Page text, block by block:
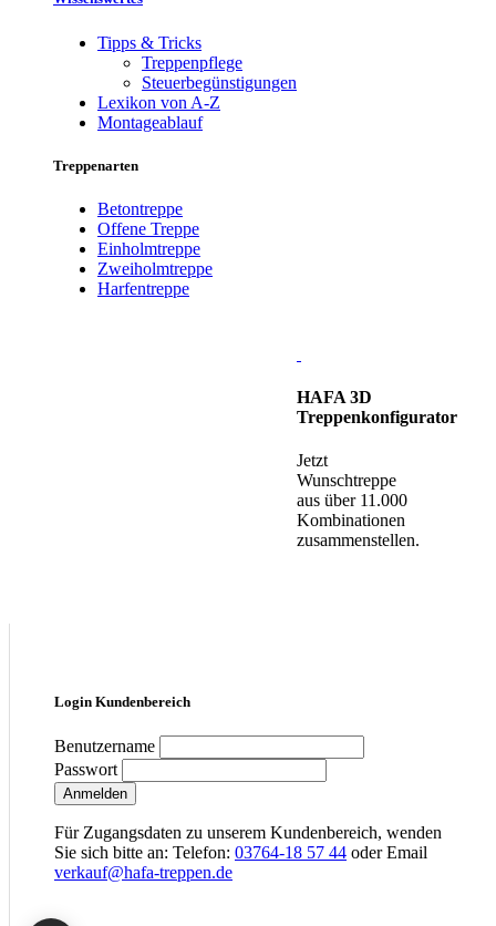
Tipps & Tricks
Treppenpflege
Steuerbegünstigungen
Lexikon von A-Z
Montageablauf
Treppenarten
Betontreppe
Offene Treppe
Einholmtreppe
Zweiholmtreppe
Harfentreppe
HAFA 3D
Treppenkonfigurator
Jetzt
Wunschtreppe
aus über 11.000
Kombinationen
zusammenstellen.
Login Kundenbereich
Benutzername
Passwort
Anmelden
Für Zugangsdaten zu unserem Kundenbereich, wenden
Sie sich bitte an: Telefon: 03764-18 57 44 oder Email
verkauf@hafa-treppen.de